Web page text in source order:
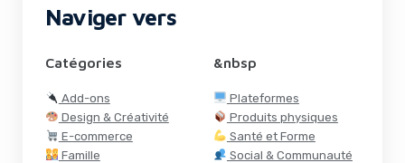
Naviger vers
Catégories
Add-ons
Design & Créativité
E-commerce
Famille
&nbsp
Plateformes
Produits physiques
Santé et Forme
Social & Communauté